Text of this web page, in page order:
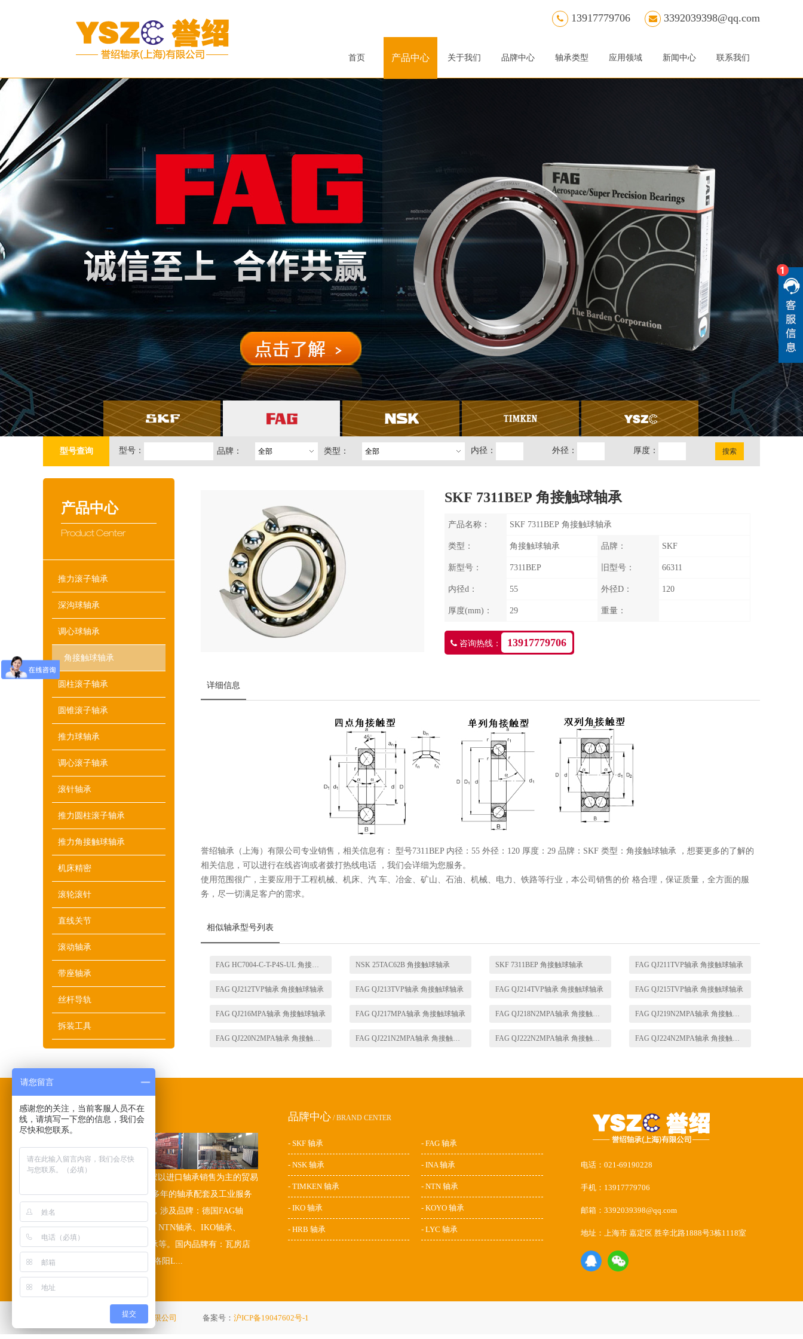
13917779706 3392039398@qq.com
首页 产品中心 关于我们 品牌中心 轴承类型 应用领域 新闻中心 联系我们
型号查询 型号： 品牌： 全部 类型： 全部 内径： 外径： 厚度：
产品中心
Product Center
推力滚子轴承
深沟球轴承
调心球轴承
角接触球轴承
圆柱滚子轴承
圆锥滚子轴承
推力球轴承
调心滚子轴承
滚针轴承
推力圆柱滚子轴承
推力角接触球轴承
机床精密
滚轮滚针
直线关节
滚动轴承
带座轴承
丝杆导轨
拆装工具
SKF 7311BEP 角接触球轴承
产品名称： SKF 7311BEP 角接触球轴承
类型： 角接触球轴承 品牌： SKF
新型号： 7311BEP 旧型号： 66311
内径d： 55 外径D： 120
厚度(mm)： 29 重量：
咨询热线： 13917779706
详细信息
誉绍轴承（上海）有限公司专业销售，相关信息有： 型号7311BEP 内径：55 外径：120 厚度：29 品牌：SKF 类型：角接触球轴承 ，想要更多的了解的
相关信息，可以进行在线咨询或者拨打热线电话 ，我们会详细为您服务。
使用范围很广，主要应用于工程机械、机床、汽 车、冶金、矿山、石油、机械、电力、铁路等行业，本公司销售的价 格合理，保证质量，全方面的服
务，尽一切满足客户的需求。
相似轴承型号列表
FAG HC7004-C-T-P4S-UL 角接触球轴承 NSK 25TAC62B 角接触球轴承 SKF 7311BEP 角接触球轴承 FAG QJ211TVP轴承 角接触球轴承
FAG QJ212TVP轴承 角接触球轴承 FAG QJ213TVP轴承 角接触球轴承 FAG QJ214TVP轴承 角接触球轴承 FAG QJ215TVP轴承 角接触球轴承
FAG QJ216MPA轴承 角接触球轴承 FAG QJ217MPA轴承 角接触球轴承 FAG QJ218N2MPA轴承 角接触球轴承 FAG QJ219N2MPA轴承 角接触球轴承
FAG QJ220N2MPA轴承 角接触球轴承 FAG QJ221N2MPA轴承 角接触球轴承 FAG QJ222N2MPA轴承 角接触球轴承 FAG QJ224N2MPA轴承 角接触球轴承
关于我们/ABOUT US
誉绍轴承(上海)有限公司是一家以进口轴承销售为主的贸易
公司，本公司在工业领域已有多年的轴承配套及工业服务
经验。公司多年代理进口轴承，涉及品牌：德国FAG轴
承、INA轴承、日本NSK轴承、NTN轴承、IKO轴承、
KOYO轴承、美国TIMKEN轴承等。国内品牌有：瓦房店
ZWZ轴承、哈尔滨HRB轴承、洛阳L...
品牌中心 / BRAND CENTER
- SKF 轴承 - FAG 轴承
- NSK 轴承 - INA 轴承
- TIMKEN 轴承 - NTN 轴承
- IKO 轴承 - KOYO 轴承
- HRB 轴承 - LYC 轴承
电话：021-69190228
手机：13917779706
邮箱：3392039398@qq.com
地址：上海市 嘉定区 胜辛北路1888号3栋1118室
誉绍轴承（上海）有限公司 备案号： 沪ICP备19047602号-1
请您留言
感谢您的关注，当前客服人员不在
线，请填写一下您的信息，我们会
尽快和您联系。
提交